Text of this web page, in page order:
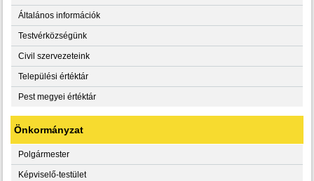
Általános információk
Testvérközségünk
Civil szervezeteink
Települési értéktár
Pest megyei értéktár
Önkormányzat
Polgármester
Képviselő-testület